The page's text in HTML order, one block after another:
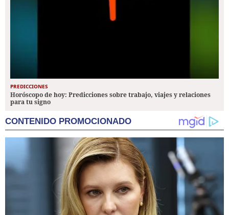
PREDICCIONES
Horóscopo de hoy: Predicciones sobre trabajo, viajes y relaciones
para tu signo
CONTENIDO PROMOCIONADO